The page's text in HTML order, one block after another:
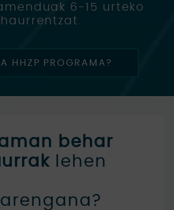
6-15 urteko
haurrentzat.
HHZP PROGRAMA?
behar
lehen